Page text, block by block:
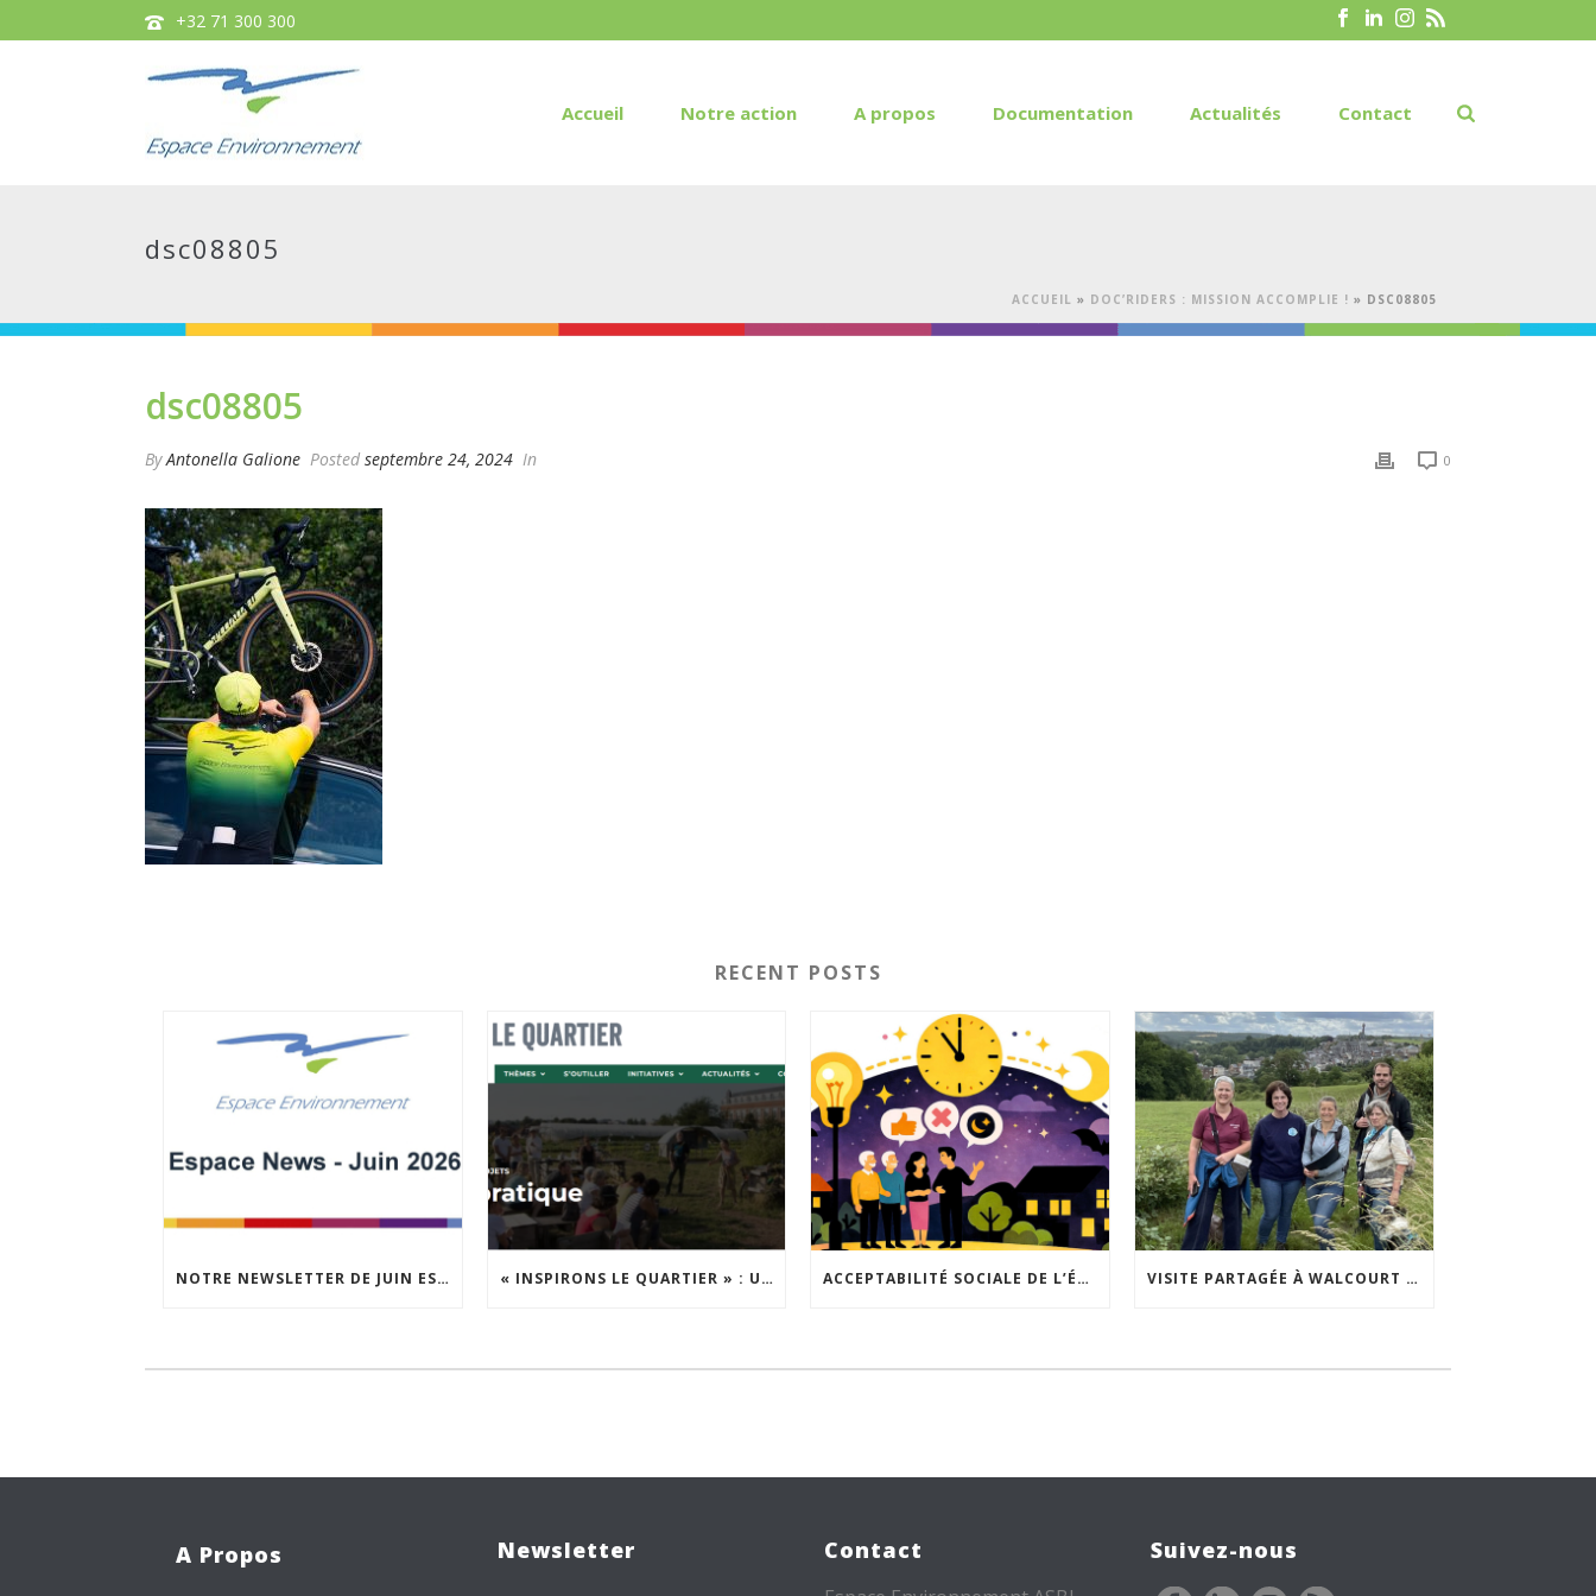
+32 71 300 300
Accueil Notre action A propos Documentation Actualités Contact
dsc08805
ACCUEIL » DOC’RIDERS : MISSION ACCOMPLIE ! » DSC08805
dsc08805
ByAntonella Galione Posted septembre 24, 2024 In 0
RECENT POSTS
NOTRE NEWSLETTER DE JUIN EST EN LIGNE ! « INSPIRONS LE QUARTIER » : UN NOUVEL APPEL À PROJETS EST LANCÉ ! ACCEPTABILITÉ SOCIALE DE L’ÉCLAIRAGE NOCTURNE : LE REPLAY EST DISPONIBLE VISITE PARTAGÉE À WALCOURT : UNE DÉMARCHE PARTICIPATIVE ANIMÉE PAR ESPACE ENVIRONNEMENT
A Propos Newsletter Contact Suivez-nous